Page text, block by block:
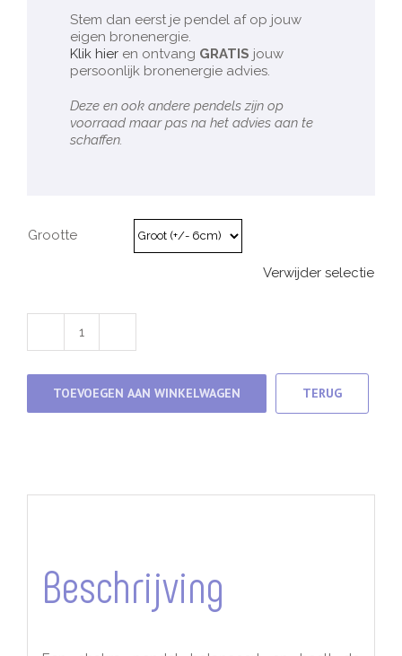
Stem dan eerst je pendel af op jouw
eigen bronenergie.
Klik hier en ontvang GRATIS jouw
persoonlijk bronenergie advies.
Deze en ook andere pendels zijn op
voorraad maar pas na het advies aan te
schaffen.
Grootte
Verwijder selectie
6e
derde
oog
chakra
TOEVOEGEN AAN WINKELWAGEN TERUG
Beschrijving